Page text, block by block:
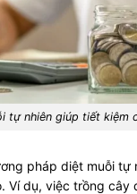
tự nhiên giúp tiết kiệm
pháp diệt muỗi tự
Ví dụ, việc trồng cây